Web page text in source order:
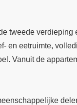
tweede
en eetruimte,
Vanuit de